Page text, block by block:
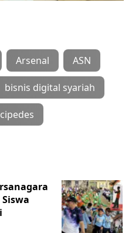
Arsenal ASN
bisnis digital syariah
cipedes